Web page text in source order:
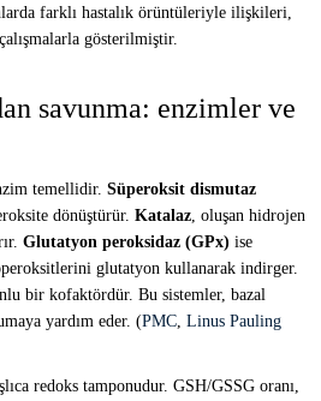
farklı hastalık örüntüleriyle ilişkileri,
gösterilmiştir.
savunma: enzimler ve
temellidir. Süperoksit dismutaz
dönüştürür. Katalaz , oluşan hidrojen
Glutatyon peroksidaz (GPx) ise
glutatyon kullanarak indirger.
bir kofaktördür. Bu sistemler, bazal
yardım eder. (PMC Linus Pauling
redoks tamponudur. GSH/GSSG oranı,